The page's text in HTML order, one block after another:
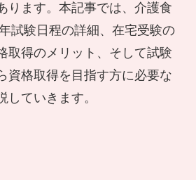
ります。本記事では、介護食
試験日程の詳細、在宅受験の
取得のメリット、そして試験
資格取得を目指す方に必要な
していきます。